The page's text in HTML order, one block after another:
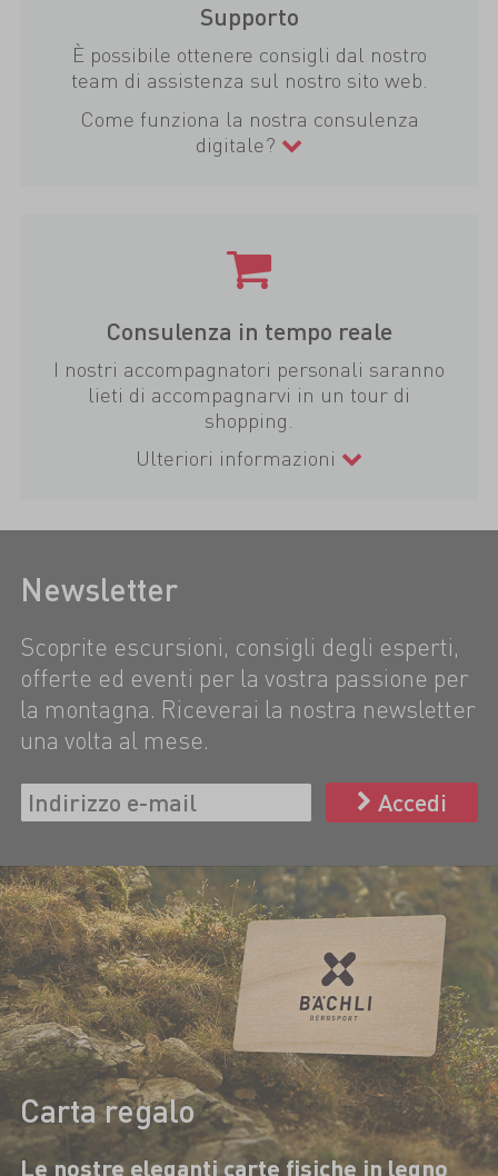
Supporto
È possibile ottenere consigli dal nostro
team di assistenza sul nostro sito web.
Come funziona la nostra consulenza
digitale?
Consulenza in tempo reale
I nostri accompagnatori personali saranno
lieti di accompagnarvi in un tour di
shopping.
Ulteriori informazioni
Newsletter
Scoprite escursioni, consigli degli esperti,
offerte ed eventi per la vostra passione per
la montagna. Riceverai la nostra newsletter
una volta al mese.
Accedi
Carta regalo
Le nostre eleganti carte fisiche in legno